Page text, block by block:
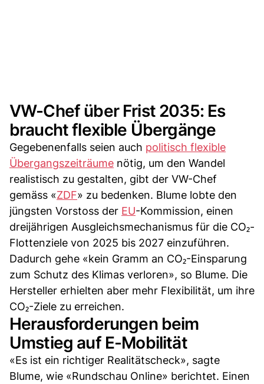
VW-Chef über Frist 2035: Es
braucht flexible Übergänge
Gegebenenfalls seien auch politisch flexible
Übergangszeiträume nötig, um den Wandel
realistisch zu gestalten, gibt der VW-Chef
gemäss «ZDF» zu bedenken. Blume lobte den
jüngsten Vorstoss der EU-Kommission, einen
dreijährigen Ausgleichsmechanismus für die CO₂-
Flottenziele von 2025 bis 2027 einzuführen.
Dadurch gehe «kein Gramm an CO₂-Einsparung
zum Schutz des Klimas verloren», so Blume. Die
Hersteller erhielten aber mehr Flexibilität, um ihre
CO₂-Ziele zu erreichen.
Herausforderungen beim
Umstieg auf E-Mobilität
«Es ist ein richtiger Realitätscheck», sagte
Blume, wie «Rundschau Online» berichtet. Einen